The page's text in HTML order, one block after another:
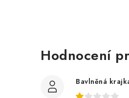
Hodnocení